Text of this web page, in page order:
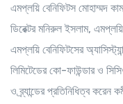
এমপ্লয়ি বেনিফিটস মোহাম্মদ
ডিরেক্টরমনিরুল ইসলাম, এমপ্লয়ি
এমপ্লয়ি বেনিফিটসের
লিমিটেডের কো-ফাউন্ডার ও
ও ব্র্যান্ডের প্রতিনিধিত্ব করেন